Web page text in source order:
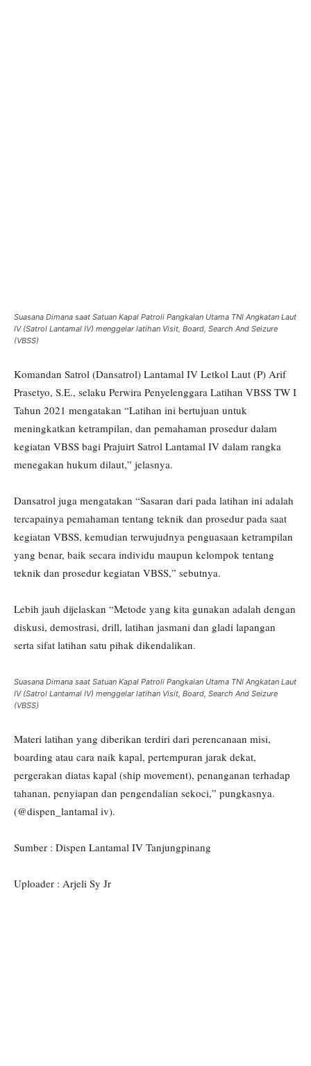
Suasana Dimana saat Satuan Kapal Patroli Pangkalan Utama TNI Angkatan Laut
IV (Satrol Lantamal IV) menggelar latihan Visit, Board, Search And Seizure
(VBSS)
Komandan Satrol (Dansatrol) Lantamal IV Letkol Laut (P) Arif
Prasetyo, S.E., selaku Perwira Penyelenggara Latihan VBSS TW I
Tahun 2021 mengatakan “Latihan ini bertujuan untuk
meningkatkan ketrampilan, dan pemahaman prosedur dalam
kegiatan VBSS bagi Prajuirt Satrol Lantamal IV dalam rangka
menegakan hukum dilaut,” jelasnya.
Dansatrol juga mengatakan “Sasaran dari pada latihan ini adalah
tercapainya pemahaman tentang teknik dan prosedur pada saat
kegiatan VBSS, kemudian terwujudnya penguasaan ketrampilan
yang benar, baik secara individu maupun kelompok tentang
teknik dan prosedur kegiatan VBSS,” sebutnya.
Lebih jauh dijelaskan “Metode yang kita gunakan adalah dengan
diskusi, demostrasi, drill, latihan jasmani dan gladi lapangan
serta sifat latihan satu pihak dikendalikan.
Suasana Dimana saat Satuan Kapal Patroli Pangkalan Utama TNI Angkatan Laut
IV (Satrol Lantamal IV) menggelar latihan Visit, Board, Search And Seizure
(VBSS)
Materi latihan yang diberikan terdiri dari perencanaan misi,
boarding atau cara naik kapal, pertempuran jarak dekat,
pergerakan diatas kapal (ship movement), penanganan terhadap
tahanan, penyiapan dan pengendalian sekoci,” pungkasnya.
(@dispen_lantamal iv).
Sumber : Dispen Lantamal IV Tanjungpinang
Uploader : Arjeli Sy Jr